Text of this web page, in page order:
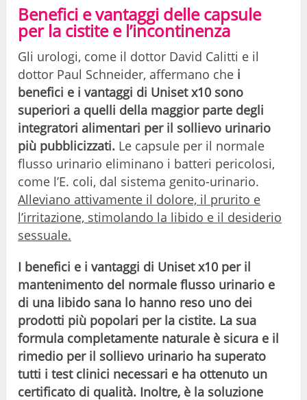
Benefici e vantaggi delle capsule
per la cistite e l’incontinenza
Gli urologi, come il dottor David Calitti e il
dottor Paul Schneider, affermano che i
benefici e i vantaggi di Uniset x10 sono
superiori a quelli della maggior parte degli
integratori alimentari per il sollievo urinario
più pubblicizzati. Le capsule per il normale
flusso urinario eliminano i batteri pericolosi,
come l’E. coli, dal sistema genito-urinario.
Alleviano attivamente il dolore, il prurito e
l’irritazione, stimolando la libido e il desiderio
sessuale.
I benefici e i vantaggi di Uniset x10 per il
mantenimento del normale flusso urinario e
di una libido sana lo hanno reso uno dei
prodotti più popolari per la cistite. La sua
formula completamente naturale è sicura e il
rimedio per il sollievo urinario ha superato
tutti i test clinici necessari e ha ottenuto un
certificato di qualità. Inoltre, è la soluzione